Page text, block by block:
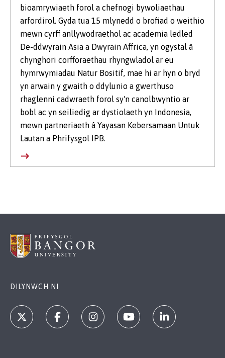
bioamrywiaeth forol a chefnogi bywoliaethau
arfordirol. Gyda tua 15 mlynedd o brofiad o weithio
mewn cyrff anllywodraethol ac academia ledled
De-ddwyrain Asia a Dwyrain Affrica, yn ogystal â
chynghori corfforaethau rhyngwladol ar eu
hymrwymiadau Natur Bositif, mae hi ar hyn o bryd
yn arwain y gwaith o ddylunio a gwerthuso
rhaglenni cadwraeth forol sy'n canolbwyntio ar
bobl ac yn seiliedig ar dystiolaeth yn Indonesia,
mewn partneriaeth â Yayasan Kebersamaan Untuk
Lautan a Phrifysgol IPB.
DILYNWCH NI